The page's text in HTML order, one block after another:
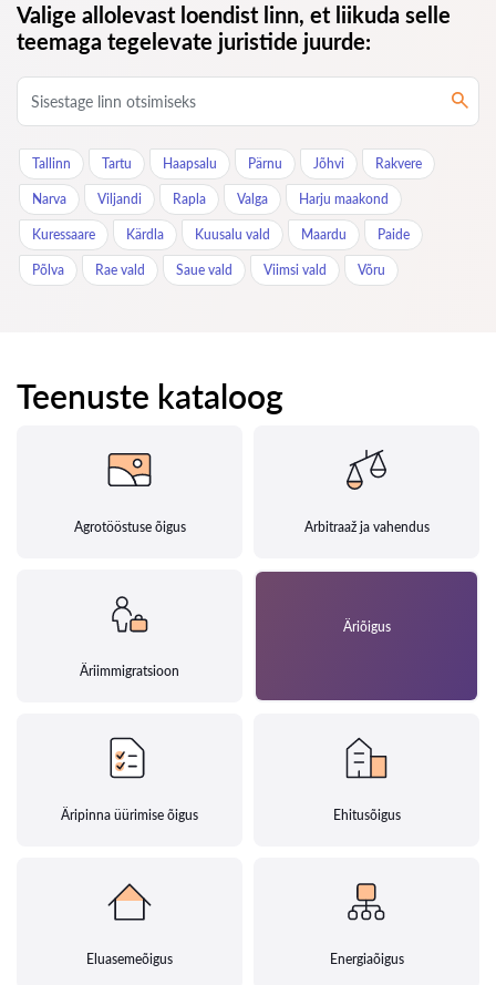
Valige allolevast loendist linn, et liikuda selle
teemaga tegelevate juristide juurde:
Tallinn Tartu Haapsalu Pärnu Jõhvi Rakvere
Narva Viljandi Rapla Valga Harju maakond
Kuressaare Kärdla Kuusalu vald Maardu Paide
Põlva Rae vald Saue vald Viimsi vald Võru
Teenuste kataloog
Agrotööstuse õigus Arbitraaž ja vahendus
Äriimmigratsioon
Äriõigus
Äripinna üürimise õigus Ehitusõigus
Eluasemeõigus Energiaõigus